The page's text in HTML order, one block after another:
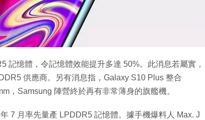
記憶體，令記憶體效能提升多達 50%。此消息若屬實，
供應商。另有消息指，Galaxy S10 Plus 整合
，Samsung 陣營終於再有非常薄身的旗艦機。
7 月率先量產 LPDDR5 記憶體。據手機爆料人 Max. J